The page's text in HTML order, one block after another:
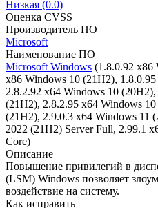
Низкая (0.0)
Оценка CVSS
Производитель ПО
Microsoft
Наименование ПО
Microsoft Windows (1.8.0.92 x86
x86 Windows 10 (21H2),
2.8.2.92 x64 Windows 10
(21H2), 2.8.2.95 x64 Windows
(21H2), 2.9.0.3 x64 Windows 11
2022 (21H2) Server Full, 2.99.1
Core)
Описание
Повышение привилегий в
(LSM) Windows позволяет
воздействие на систему.
Как исправить